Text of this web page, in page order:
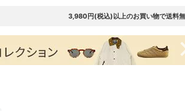
3,980円(税込)以上のお買い物で送料無